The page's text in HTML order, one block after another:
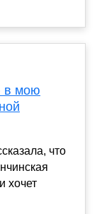
в мою
что
хочет